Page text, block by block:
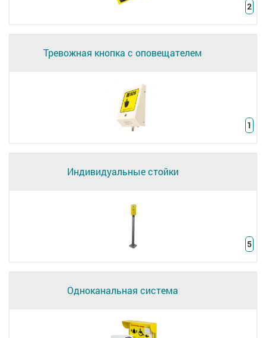
2
Тревожная кнопка с оповещателем
1
Индивидуальные стойки
5
Одноканальная система